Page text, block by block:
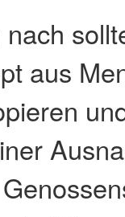
aus